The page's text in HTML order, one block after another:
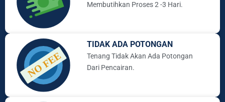
Membutihkan Proses 2 -3 Hari.
TIDAK ADA POTONGAN
Tenang Tidak Akan Ada Potongan
Dari Pencairan.